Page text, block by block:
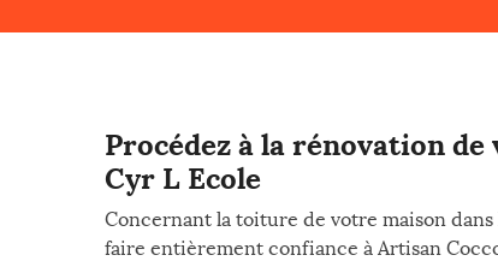
Procédez à la rénovation
Cyr L Ecole
Concernant la toiture de votre maison dans
faire entièrement confiance à Artisan